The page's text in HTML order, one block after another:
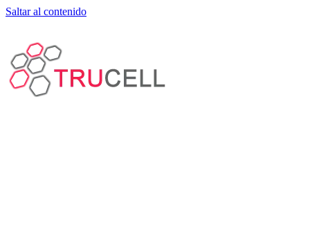
Saltar al contenido